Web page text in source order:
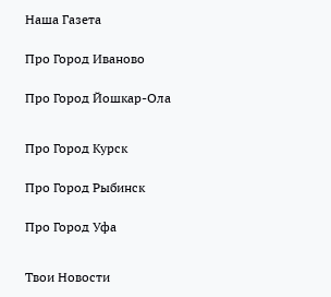
Наша Газета
Про Город Иваново
Про Город Йошкар-Ола
Про Город Курск
Про Город Рыбинск
Про Город Уфа
Твои Новости